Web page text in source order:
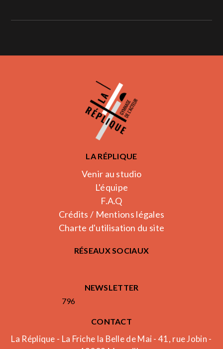
LA RÉPLIQUE
Venir au studio
L'équipe
F.A.Q
Crédits / Mentions légales
Charte d'utilisation du site
RÉSEAUX SOCIAUX
NEWSLETTER
796
CONTACT
La Réplique - La Friche la Belle de Mai - 41, rue Jobin -